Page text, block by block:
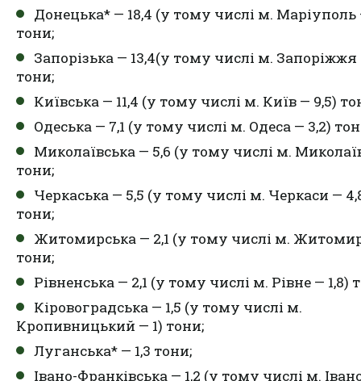
Донецька* — 18,4 (у тому числі м. Маріуполь
тони;
Запорізька — 13,4(у тому числі м. Запоріжжя
тони;
Київська — 11,4 (у тому числі м. Київ — 9,5)
Одеська — 7,1 (у тому числі м. Одеса — 3,2)
Миколаївська — 5,6 (у тому числі м.
тони;
Черкаська — 5,5 (у тому числі м. Черкаси —
тони;
Житомирська — 2,1 (у тому числі м.
тони;
Рівненська — 2,1 (у тому числі м. Рівне — 1,8)
Кіровоградська — 1,5 (у тому числі м.
Кропивницький — 1) тони;
Луганська* — 1,3 тони;
Івано-Франківська — 1,2 (у тому числі м.